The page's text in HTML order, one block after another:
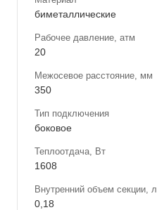
биметаллические
Рабочее давление, атм
20
Межосевое расстояние, мм
350
Тип подключения
боковое
Теплоотдача, Вт
1608
Внутренний объем секции, л
0,18